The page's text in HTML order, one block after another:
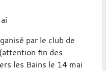
par le club de
(attention fin des
les Bains le 14 mai